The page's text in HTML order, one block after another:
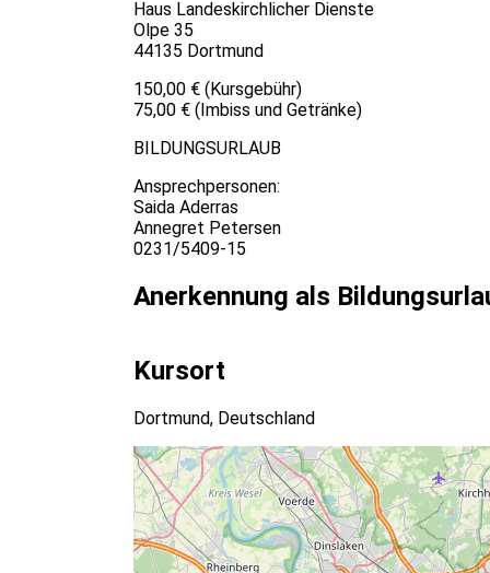
Haus Landeskirchlicher Dienste
Olpe 35
44135 Dortmund
150,00 € (Kursgebühr)
75,00 € (Imbiss und Getränke)
BILDUNGSURLAUB
Ansprechpersonen:
Saida Aderras
Annegret Petersen
0231/5409-15
Anerkennung als
Kursort
Dortmund, Deutschland